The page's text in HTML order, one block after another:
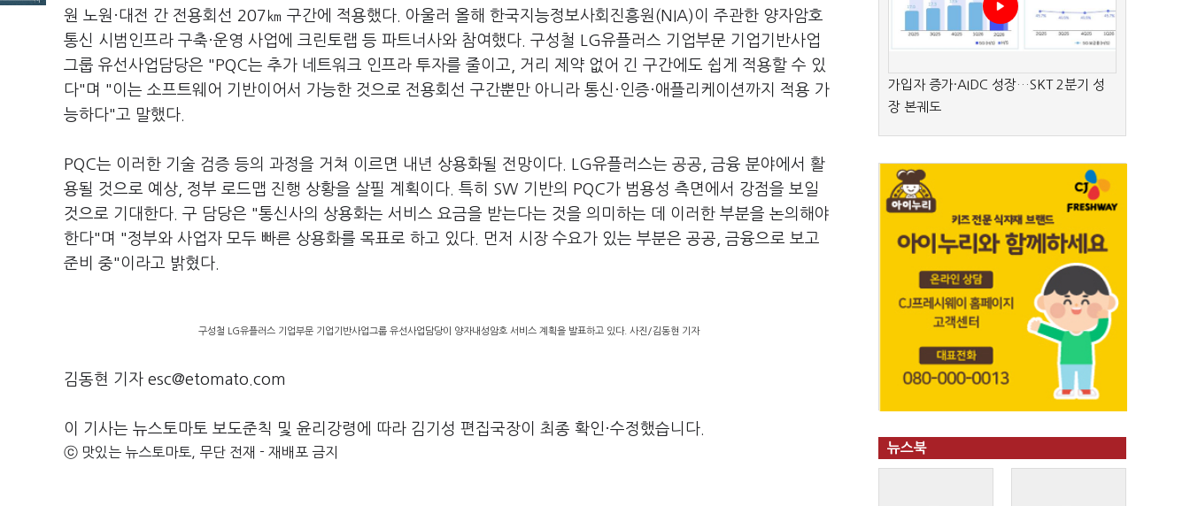
원 노원·대전 간 전용회선 207㎞ 구간에 적용했다. 아울러 올해 한국지능정보사회진흥원(NIA)이 주관한 양자암호
통신 시범인프라 구축·운영 사업에 크린토랩 등 파트너사와 참여했다. 구성철 LG유플러스 기업부문 기업기반사업
그룹 유선사업담당은 "PQC는 추가 네트워크 인프라 투자를 줄이고, 거리 제약 없어 긴 구간에도 쉽게 적용할 수 있
다"며 "이는 소프트웨어 기반이어서 가능한 것으로 전용회선 구간뿐만 아니라 통신·인증·애플리케이션까지 적용 가
능하다"고 말했다.
PQC는 이러한 기술 검증 등의 과정을 거쳐 이르면 내년 상용화될 전망이다. LG유플러스는 공공, 금융 분야에서 활
용될 것으로 예상, 정부 로드맵 진행 상황을 살필 계획이다. 특히 SW 기반의 PQC가 범용성 측면에서 강점을 보일
것으로 기대한다. 구 담당은 "통신사의 상용화는 서비스 요금을 받는다는 것을 의미하는 데 이러한 부분을 논의해야
한다"며 "정부와 사업자 모두 빠른 상용화를 목표로 하고 있다. 먼저 시장 수요가 있는 부분은 공공, 금융으로 보고
준비 중"이라고 밝혔다.
구성철 LG유플러스 기업부문 기업기반사업그룹 유선사업담당이 양자내성암호 서비스 계획을 발표하고 있다. 사진/김동현 기자
김동현 기자 esc@etomato.com
이 기사는 뉴스토마토 보도준칙 및 윤리강령에 따라 김기성 편집국장이 최종 확인·수정했습니다.
ⓒ 맛있는 뉴스토마토, 무단 전재 - 재배포 금지
가입자 증가·AIDC 성장…SKT 2분기 성
장 본궤도
뉴스북